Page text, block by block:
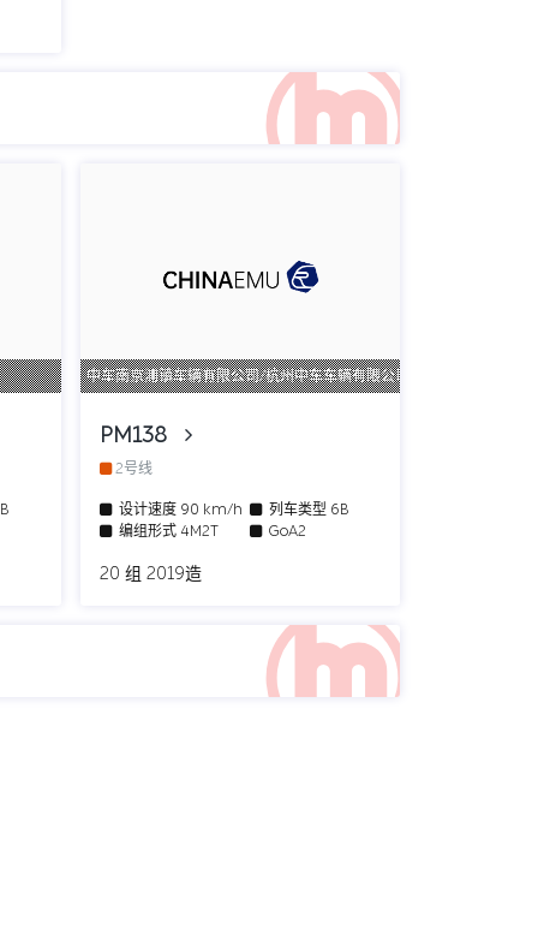
中车南京浦镇车辆有限公司/杭州中车车辆有限公司
PM138
2号线
设计速度90 km/h 列车类型 6B
编组形式4M2T GoA2
20 组 2019造